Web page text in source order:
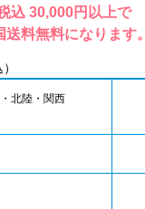
込 30,000円以上で
送料無料になります。
北陸・関西